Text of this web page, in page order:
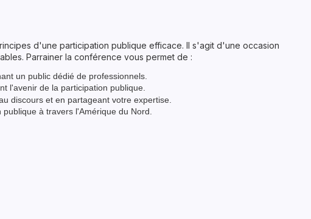
d'une participation publique efficace. Il s'agit d'une occasion
Parrainer la conférence vous permet de :
un public dédié de professionnels.
l'avenir de la participation publique.
discours et en partageant votre expertise.
à travers l'Amérique du Nord.